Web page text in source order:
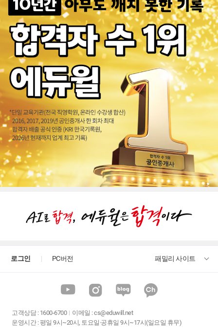
[안내] 에듀윌 동영상 플레이어 변경 안내
[안내] 실기 강의 일부 순서 조정 안내
[안내] KEC 개정 특강 안내
[안내] 에듀윌 플레이어 업데이트 공지
[공지] 2026년 국가기술자격 검정시행 공고(시험일정 안내)
로그인 PC버전 패밀리 사이트
고객상담: 1600-6700 이메일 :cs@eduwill.net
운영시간 : 평일 9시~20시, 토요일·공휴일 9시~17시(일요일 휴무)